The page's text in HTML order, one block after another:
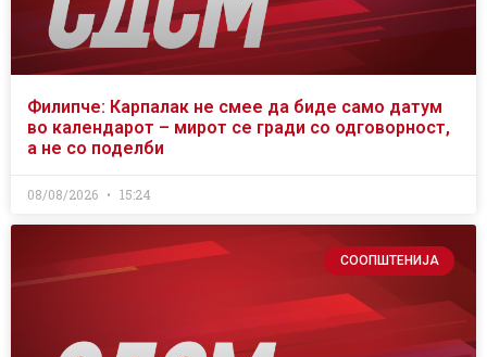
Филипче: Карпалак не смее да биде само датум
во календарот – мирот се гради со одговорност,
а не со поделби
08/08/2026 15:24
СООПШТЕНИЈА